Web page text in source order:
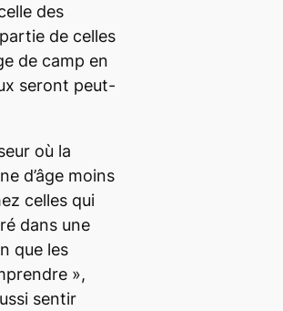
des
de celles
de camp en
seront peut-
où la
d’âge moins
celles qui
dans une
que les
»,
sentir